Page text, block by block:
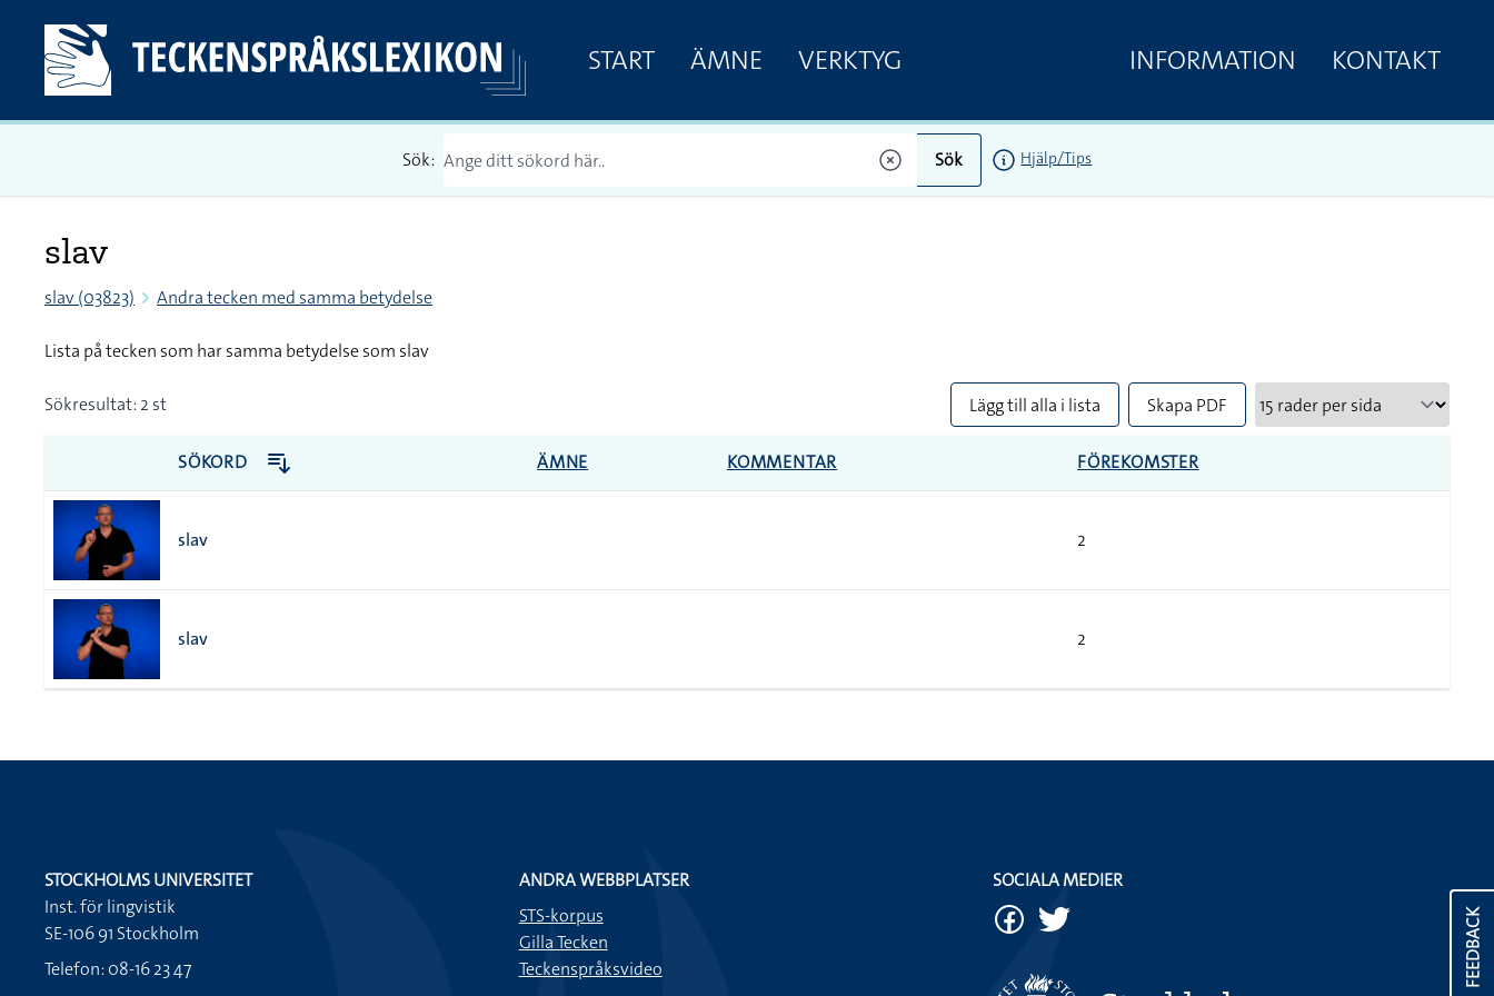
START ÄMNE VERKTYG INFORMATION KONTAKT
Sök: Sök Hjälp/Tips
slav
slav (03823) Andra tecken med samma betydelse
Lista på tecken som har samma betydelse som slav
Sökresultat: 2 st Lägg till alla i lista Skapa PDF
SÖKORD ÄMNE KOMMENTAR FÖREKOMSTER
slav 2
slav 2
FEEDBACK
STOCKHOLMS UNIVERSITET
Inst. för lingvistik
SE-106 91 Stockholm
Telefon: 08-16 23 47
ANDRA WEBBPLATSER
STS-korpus
Gilla Tecken
Teckenspråksvideo
SOCIALA MEDIER